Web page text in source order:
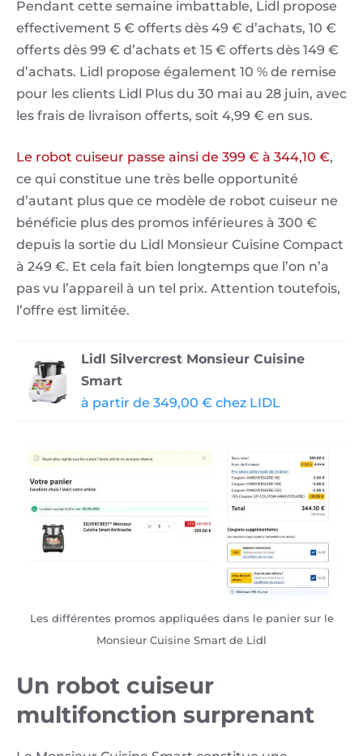
Pendant cette semaine imbattable, Lidl propose
effectivement 5 € offerts dès 49 € d’achats, 10 €
offerts dès 99 € d’achats et 15 € offerts dès 149 €
d’achats. Lidl propose également 10 % de remise
pour les clients Lidl Plus du 30 mai au 28 juin, avec
les frais de livraison offerts, soit 4,99 € en sus.
Le robot cuiseur passe ainsi de 399 € à 344,10 €,
ce qui constitue une très belle opportunité
d’autant plus que ce modèle de robot cuiseur ne
bénéficie plus des promos inférieures à 300 €
depuis la sortie du Lidl Monsieur Cuisine Compact
à 249 €. Et cela fait bien longtemps que l’on n’a
pas vu l’appareil à un tel prix. Attention toutefois,
l’offre est limitée.
Lidl Silvercrest Monsieur Cuisine
Smart
à partir de 349,00 € chez LIDL
Les différentes promos appliquées dans le panier sur le
Monsieur Cuisine Smart de Lidl
Un robot cuiseur
multifonction surprenant